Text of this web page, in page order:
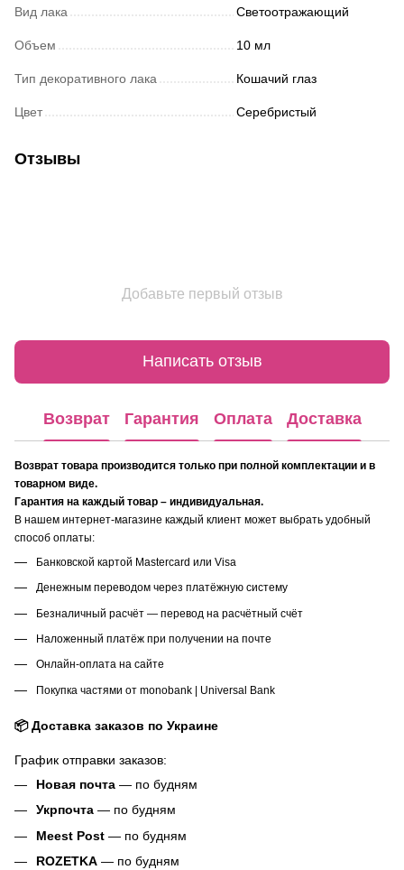
Вид лака Светоотражающий
Объем 10 мл
Тип декоративного лака Кошачий глаз
Цвет Серебристый
Отзывы
Добавьте первый отзыв
Написать отзыв
Возврат Гарантия Оплата Доставка
Возврат товара производится только при полной комплектации и в
товарном виде.
Гарантия на каждый товар – индивидуальная.
В нашем интернет-магазине каждый клиент может выбрать удобный
способ оплаты:
Банковской картой Mastercard или Visa
Денежным переводом через платёжную систему
Безналичный расчёт — перевод на расчётный счёт
Наложенный платёж при получении на почте
Онлайн-оплата на сайте
Покупка частями от monobank | Universal Bank
📦 Доставка заказов по Украине
График отправки заказов:
Новая почта — по будням
Укрпочта — по будням
Meest Post — по будням
ROZETKA — по будням